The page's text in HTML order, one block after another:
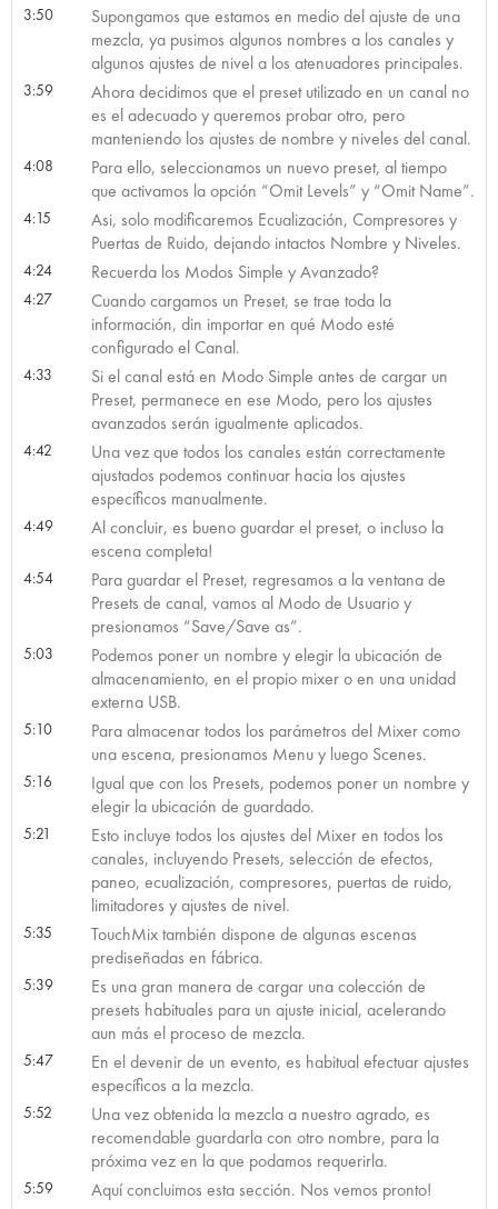
3:50
Supongamos que estamos en medio del ajuste de una
mezcla, ya pusimos algunos nombres a los canales y
algunos ajustes de nivel a los atenuadores principales.
3:59
Ahora decidimos que el preset utilizado en un canal no
es el adecuado y queremos probar otro, pero
manteniendo los ajustes de nombre y niveles del canal.
4:08
Para ello, seleccionamos un nuevo preset, al tiempo
que activamos la opción “Omit Levels” y “Omit Name”.
4:15
Asi, solo modificaremos Ecualización, Compresores y
Puertas de Ruido, dejando intactos Nombre y Niveles.
4:24 Recuerda los Modos Simple y Avanzado?
4:27
Cuando cargamos un Preset, se trae toda la
información, din importar en qué Modo esté
configurado el Canal.
4:33
Si el canal está en Modo Simple antes de cargar un
Preset, permanece en ese Modo, pero los ajustes
avanzados serán igualmente aplicados.
4:42
Una vez que todos los canales están correctamente
ajustados podemos continuar hacia los ajustes
específicos manualmente.
4:49
Al concluir, es bueno guardar el preset, o incluso la
escena completa!
4:54
Para guardar el Preset, regresamos a la ventana de
Presets de canal, vamos al Modo de Usuario y
presionamos “Save/Save as”.
5:03
Podemos poner un nombre y elegir la ubicación de
almacenamiento, en el propio mixer o en una unidad
externa USB.
5:10
Para almacenar todos los parámetros del Mixer como
una escena, presionamos Menu y luego Scenes.
5:16
Igual que con los Presets, podemos poner un nombre y
elegir la ubicación de guardado.
5:21
Esto incluye todos los ajustes del Mixer en todos los
canales, incluyendo Presets, selección de efectos,
paneo, ecualización, compresores, puertas de ruido,
limitadores y ajustes de nivel.
5:35
TouchMix también dispone de algunas escenas
prediseñadas en fábrica.
5:39
Es una gran manera de cargar una colección de
presets habituales para un ajuste inicial, acelerando
aun más el proceso de mezcla.
5:47
En el devenir de un evento, es habitual efectuar ajustes
específicos a la mezcla.
5:52
Una vez obtenida la mezcla a nuestro agrado, es
recomendable guardarla con otro nombre, para la
próxima vez en la que podamos requerirla.
5:59 Aquí concluimos esta sección. Nos vemos pronto!